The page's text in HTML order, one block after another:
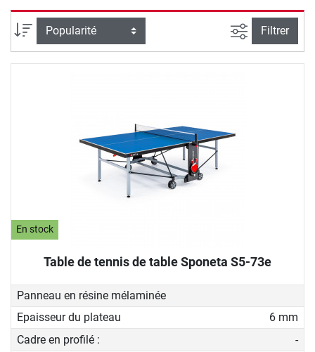
panneaux des tables outdoor sont anti-éblouissants,
résistants aux UV et aux intempéries. Vous pouvez ainsi
laisser votre table dehors sans crainte de l’abîmer. De
l'entraînement en solo avec la moitié de la table repliée à
Trier par Filtrer la
Filtrer
En stock
Table de tennis de table Sponeta S5-73e
Panneau en résine mélaminée
Epaisseur du plateau
6 mm
Cadre en profilé :
-